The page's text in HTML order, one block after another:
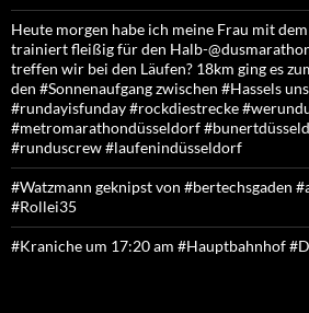
Heute morgen habe ich meine Frau mit
trainiert fleißig für den Halb-
treffen wir bei den Läufen? 18km ging es
den #Sonnenaufgang zwischen #Hassels
#rundayisfunday #rockdiestrecke
#metromarathondüsseldorf
#runduscrew #laufenindüsseldorf
#Watzmann geknipst von #bertechsgaden
#Rollei35
#Kraniche um 17:20 am #Hauptbahnhof